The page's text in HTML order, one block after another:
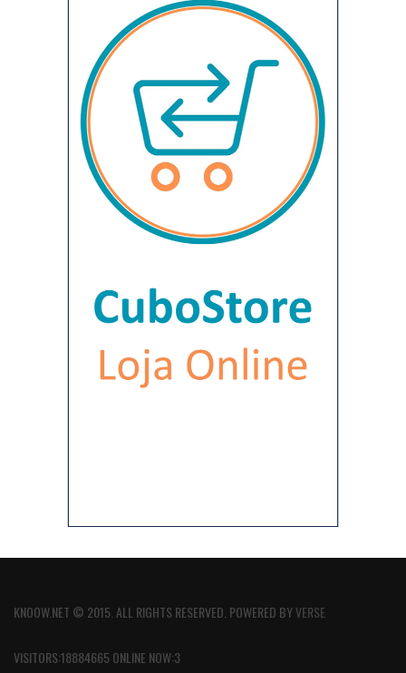
KNOOW.NET © 2015. ALL RIGHTS RESERVED. POWERED BYVERSE
VISITORS:18884665 ONLINE NOW:3